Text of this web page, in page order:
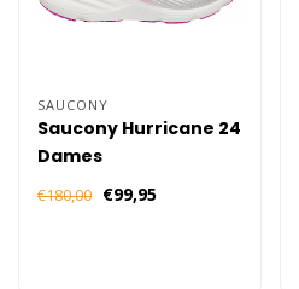
SAUCONY
Saucony Hurricane 24
Dames
€180,00 €99,95